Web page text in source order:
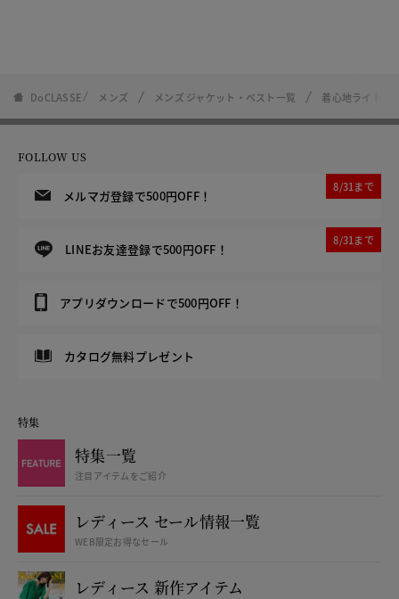
DoCLASSE メンズ メンズ ジャケット・ベスト一覧 着心地ライト・
FOLLOW US
メルマガ登録で500円OFF！
8/31まで
LINEお友達登録で500円OFF！
8/31まで
アプリダウンロードで500円OFF！
カタログ無料プレゼント
特集
特集一覧
注目アイテムをご紹介
レディース セール情報一覧
WEB限定お得なセール
レディース 新作アイテム